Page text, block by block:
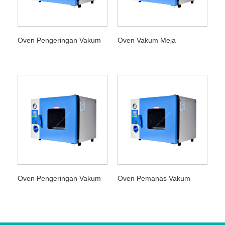
Oven Pengeringan Vakum Oven Vakum Meja
Oven Pengeringan Vakum Oven Pemanas Vakum